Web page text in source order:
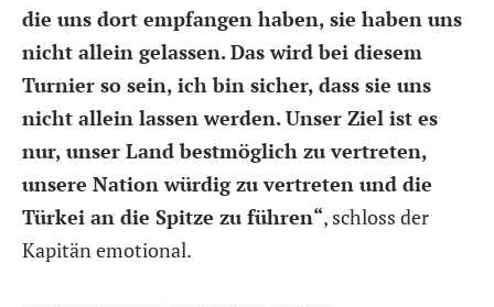
die uns dort empfangen haben, sie haben uns
nicht allein gelassen. Das wird bei diesem
Turnier so sein, ich bin sicher, dass sie uns
nicht allein lassen werden. Unser Ziel ist es
nur, unser Land bestmöglich zu vertreten,
unsere Nation würdig zu vertreten und die
Türkei an die Spitze zu führen“, schloss der
Kapitän emotional.